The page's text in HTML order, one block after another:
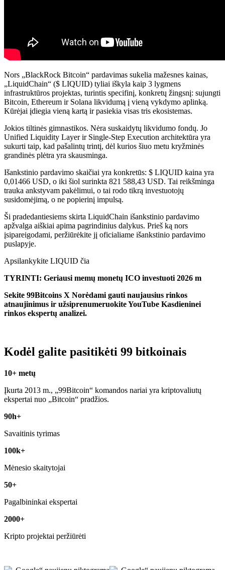
Nors „BlackRock Bitcoin“ pardavimas sukelia mažesnes kainas,
„LiquidChain“ ($ LIQUID) tyliai iškyla kaip 3 lygmens
infrastruktūros projektas, turintis specifinį, konkretų žingsnį: sujungti
Bitcoin, Ethereum ir Solana likvidumą į vieną vykdymo aplinką.
Kūrėjai įdiegia vieną kartą ir pasiekia visas tris ekosistemas.
Jokios tiltinės gimnastikos. Nėra suskaidytų likvidumo fondų. Jo
Unified Liquidity Layer ir Single-Step Execution architektūra yra
sukurti taip, kad pašalintų trintį, dėl kurios šiuo metu kryžminės
grandinės plėtra yra skausminga.
Išankstinio pardavimo skaičiai yra konkretūs: $ LIQUID kaina yra
0,01466 USD, o iki šiol surinkta 821 588,43 USD. Tai reikšminga
trauka ankstyvam pakėlimui, o tai rodo tikrą investuotojų
susidomėjimą, o ne popierinį impulsą.
Ši pradedantiesiems skirta LiquidChain išankstinio pardavimo
apžvalga aiškiai apima pagrindinius dalykus. Prieš ką nors
įsipareigodami, peržiūrėkite jį oficialiame išankstinio pardavimo
puslapyje.
Apsilankykite LIQUID čia
TYRINTI: Geriausi memų monetų ICO investuoti 2026 m
Sekite 99Bitcoins X Norėdami gauti naujausius rinkos
atnaujinimus ir užsiprenumeruokiteYouTube Kasdieninei
rinkos ekspertų analizei.
Kodėl galite pasitikėti 99 bitkoinais
10+ metų
Įkurta 2013 m., „99Bitcoin“ komandos nariai yra kriptovaliutų
ekspertai nuo „Bitcoin“ pradžios.
90h+
Savaitinis tyrimas
100k+
Mėnesio skaitytojai
50+
Pagalbininkai ekspertai
2000+
Kripto projektai peržiūrėti